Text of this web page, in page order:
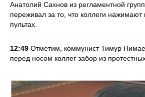
Анатолий Сахнов из регламентной
переживал за то, что коллеги нажимают
пультах.
12:49 Отметим, коммунист Тимур
перед носом коллег забор из